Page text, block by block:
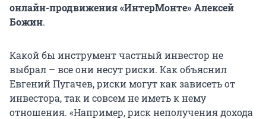
онлайн-продвижения «ИнтерМонте» Алексей
Божин.
Какой бы инструмент частный инвестор не
выбрал – все они несут риски. Как объяснил
Евгений Пугачев, риски могут как зависеть от
инвестора, так и совсем не иметь к нему
отношения. «Например, риск неполучения дохода